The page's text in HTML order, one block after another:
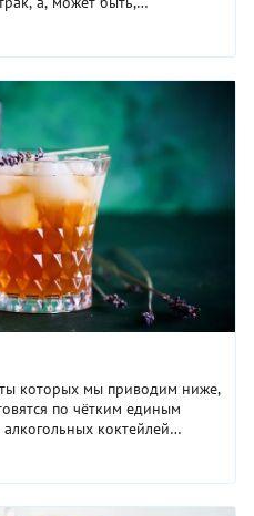
молочный коктейль ...
которых мы приводим ниже,
по чётким единым
коктейлей